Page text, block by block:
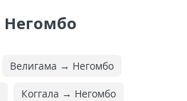
Велигама → Негомбо
Коггала → Негомбо